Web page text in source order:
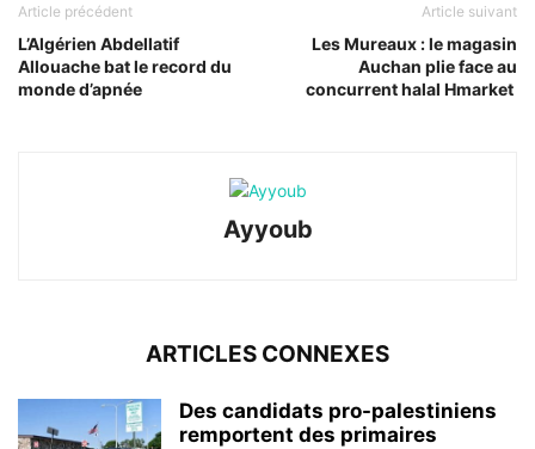
Article précédent
L’Algérien Abdellatif
Allouache bat le record du
monde d’apnée
Article suivant
Les Mureaux : le magasin
Auchan plie face au
concurrent halal Hmarket
Ayyoub
ARTICLES CONNEXES
Des candidats pro-palestiniens
remportent des primaires